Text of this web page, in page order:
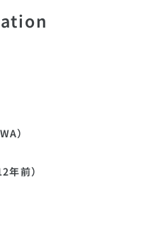
）
年前）